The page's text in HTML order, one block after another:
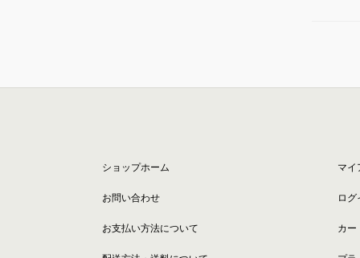
ショップホーム
お問い合わせ
お支払い方法について
マイ
ログ
カー